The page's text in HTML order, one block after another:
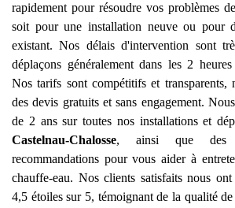
rapidement pour résoudre vos problèmes
soit pour une installation neuve ou pour
existant. Nos délais d'intervention sont
déplaçons généralement dans les 2
Nos tarifs sont compétitifs et transparents,
des devis gratuits et sans engagement.
de 2 ans sur toutes nos installations et
Castelnau-Chalosse, ainsi que des
recommandations pour vous aider à
chauffe-eau. Nos clients satisfaits nous
4,5 étoiles sur 5, témoignant de la qualité